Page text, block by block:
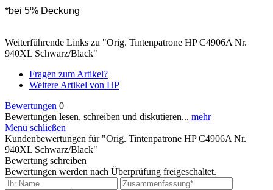
*bei 5% Deckung
Weiterführende Links zu "Orig. Tintenpatrone HP C4906A Nr.
940XL Schwarz/Black"
Fragen zum Artikel?
Weitere Artikel von HP
Bewertungen 0
Bewertungen lesen, schreiben und diskutieren... mehr
Menü schließen
Kundenbewertungen für "Orig. Tintenpatrone HP C4906A Nr.
940XL Schwarz/Black"
Bewertung schreiben
Bewertungen werden nach Überprüfung freigeschaltet.